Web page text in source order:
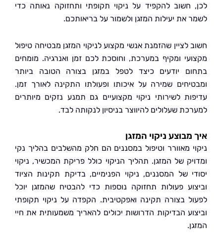
חשוב להקפיד על ניקוי תקופתי ותחזוקה נאותה כדי
את יעילות המזגן ולשמור על בריאותכם.
לציין שהזמנת אנשי מקצוע לניקוי המזגן מבטיחה טיפול
ומקיף במערכת, וחוסכת לכם זמן ואנרגיה. מומחים
יודעים כיצד לטפל במזגן בצורה הטובה ביותר
שמירה על איכותו ופעולתו התקינה לאורך זמן.
לשירותי ניקוי מקצועיים גם תמנע נזקים מיותרים
שעלולים להיווצר בניסיון לנקותה לבד.
ניקוי המזגן
מאוורר וטיפול במסננים הם חלק מהשלבים בהליך נקי
של המזגן. תהליך הניקוי כולל פריקת המכשיר, ניקוי
של המסננים, ניקוי הפנימיים, בדיקת תקינות הציוד
פעולות תחזוקה נוספות כדי להבטיח שהמזגן יוכל
בצורה תקינה ואפקטיבית. הקפדה על ניקוי תקופתי
הבדיקות הדרושות יכולים להאריך משמעותית את חיי